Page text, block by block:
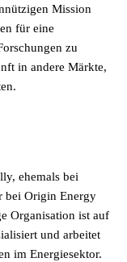
Mission
für eine
zu
in andere Märkte,
ehemals bei
bei Origin Energy
Organisation ist auf
und arbeitet
im Energiesektor.